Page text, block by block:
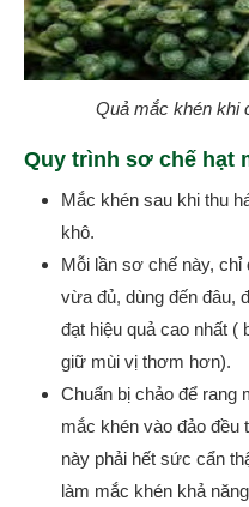
Quả mắc khén khi
Quy trình sơ chế hạt
Mắc khén sau khi thu
khô.
Mỗi lần sơ chế này,
vừa đủ, dùng đến đâu,
đạt hiệu quả cao nhất
giữ mùi vị thơm hơn).
Chuẩn bị chảo để rang
mắc khén vào đảo đều
này phải hết sức cẩn
làm mắc khén khả